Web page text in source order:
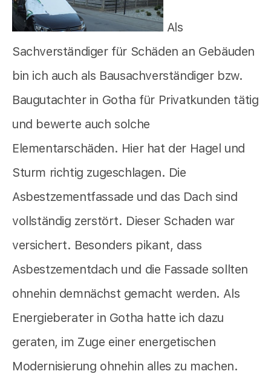
Als
Sachverständiger für Schäden an Gebäuden
bin ich auch als Bausachverständiger bzw.
Baugutachter in Gotha für Privatkunden tätig
und bewerte auch solche
Elementarschäden. Hier hat der Hagel und
Sturm richtig zugeschlagen. Die
Asbestzementfassade und das Dach sind
vollständig zerstört. Dieser Schaden war
versichert. Besonders pikant, dass
Asbestzementdach und die Fassade sollten
ohnehin demnächst gemacht werden. Als
Energieberater in Gotha hatte ich dazu
geraten, im Zuge einer energetischen
Modernisierung ohnehin alles zu machen.